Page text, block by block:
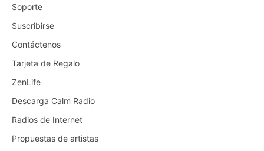
Soporte
Suscribirse
Contáctenos
Tarjeta de Regalo
ZenLife
Descarga Calm Radio
Radios de Internet
Propuestas de artistas